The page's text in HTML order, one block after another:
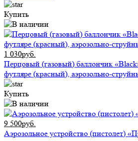
Купить
1 030руб.
Перцовый (газовый) баллончик
футляре (красный), аэрозольно-
Купить
9 500руб.
Аэрозольное устройство (пистолет)